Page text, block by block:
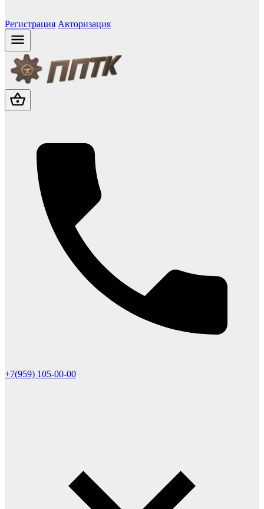
Регистрация Авторизация
+7(959) 105-00-00